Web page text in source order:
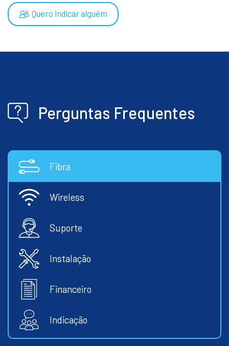
Quero indicar alguém
Perguntas Frequentes
Fibra
Wireless
Suporte
Instalação
Financeiro
Indicação